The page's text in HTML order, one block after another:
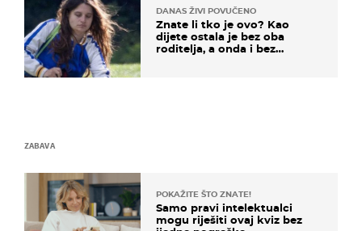
DANAS ŽIVI POVUČENO
Znate li tko je ovo? Kao
dijete ostala je bez oba
roditelja, a onda i bez
ZABAVA
POKAŽITE ŠTO ZNATE!
Samo pravi intelektualci
mogu riješiti ovaj kviz bez